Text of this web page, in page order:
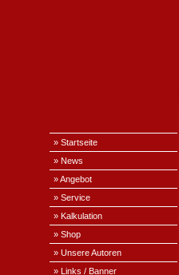
» Startseite
» News
» Angebot
» Service
» Kalkulation
» Shop
» Unsere Autoren
» Links / Banner